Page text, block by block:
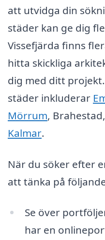
att utvidga din
städer kan ge dig
Vissefjärda finns
hitta skickliga
dig med ditt
städer inkluderar
Mörrum, Brahestad,
Kalmar.
När du söker efter
att tänka på
Se över
har en